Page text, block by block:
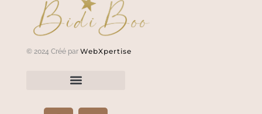
© 2024 Créé par WebXpertise